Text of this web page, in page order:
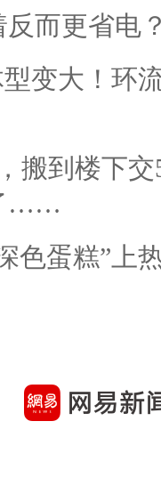
反而更省电
变大！环
搬到楼下
……
色蛋糕”上